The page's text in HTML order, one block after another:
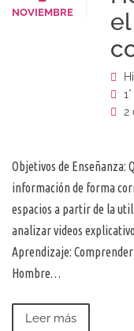
NOVIEMBRE
2
Objetivos de Enseñanza:
información de forma
espacios a partir de la
analizar videos
Aprendizaje:
Hombre…
Leer más